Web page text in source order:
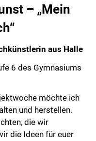
– „Mein
aus Halle
6 des Gymnasiums
möchte ich
und herstellen.
die wir
die Ideen für euer